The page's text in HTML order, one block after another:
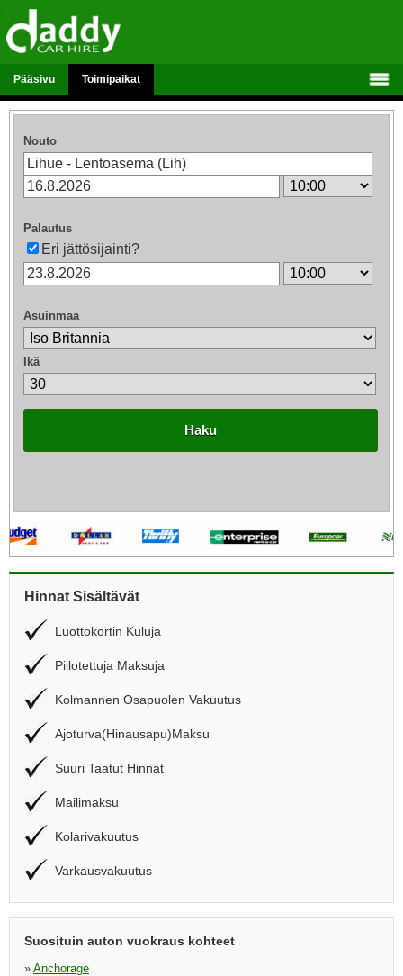
Pääsivu Toimipaikat
Nouto
Palautus
Eri jättösijainti?
Asuinmaa
Ikä
Haku
Hinnat Sisältävät
Luottokortin Kuluja
Piilotettuja Maksuja
Kolmannen Osapuolen Vakuutus
Ajoturva(Hinausapu)Maksu
Suuri Taatut Hinnat
Mailimaksu
Kolarivakuutus
Varkausvakuutus
Suosituin auton vuokraus kohteet
» Anchorage